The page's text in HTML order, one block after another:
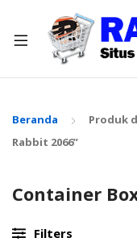
Beranda
Produk
Rabbit 2066”
Container
Filters